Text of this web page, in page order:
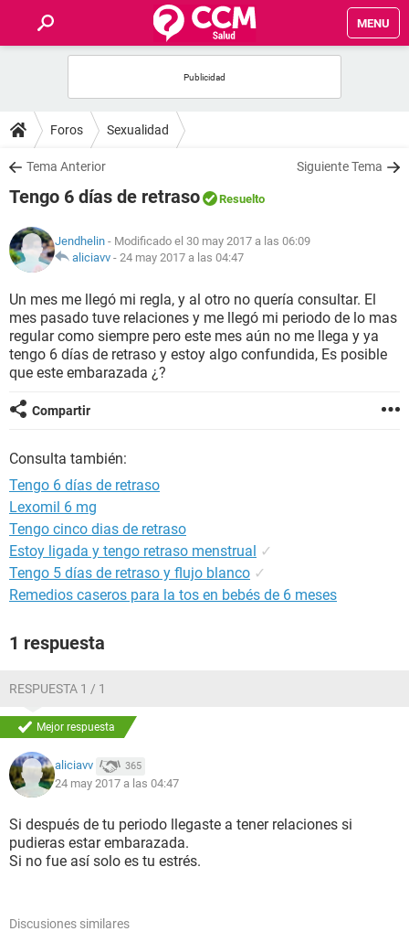
MENU
FOROS
SALUD
FAMILIA
NUTRICIÓN
BIENESTAR
SEXUALIDAD
GLOSARIO
Foros Sexualidad
Tema Anterior Siguiente Tema
Tengo 6 días de retraso Resuelto
Jendhelin - Modificado el 30 may 2017 a las 06:09
aliciavv - 24 may 2017 a las 04:47
Un mes me llegó mi regla, y al otro no quería consultar. El
mes pasado tuve relaciones y me llegó mi periodo de lo mas
regular como siempre pero este mes aún no me llega y ya
tengo 6 días de retraso y estoy algo confundida, Es posible
que este embarazada ¿?
Compartir
Consulta también:
Tengo 6 días de retraso
Lexomil 6 mg
Tengo cinco dias de retraso
Estoy ligada y tengo retraso menstrual ✓
Tengo 5 días de retraso y flujo blanco ✓
Remedios caseros para la tos en bebés de 6 meses
1 respuesta
RESPUESTA 1 / 1
Mejor respuesta
aliciavv 365
24 may 2017 a las 04:47
Si después de tu periodo llegaste a tener relaciones si
pudieras estar embarazada.
Si no fue así solo es tu estrés.
Discusiones similares